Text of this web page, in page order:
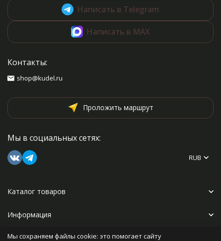
Написать в Telegram
Написать в MAX
Контакты:
shop@kudel.ru
Проложить маршрут
Мы в социальных сетях:
RUB
Каталог товаров
Информация
Прочее
Мы сохраняем файлы cookie: это помогает сайту